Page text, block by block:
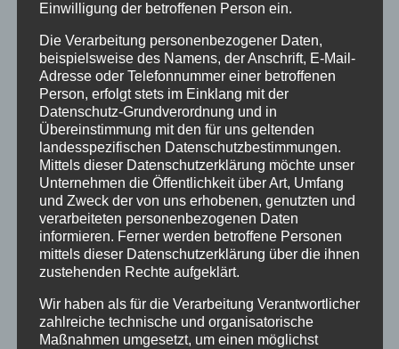
Wintersport
Bei uns…
BERGBAHN UNLIMITED
Ausgezeichnet von KAYAK
Einwilligung der betroffenen Person ein.
Die Verarbeitung personenbezogener Daten,
beispielsweise des Namens, der Anschrift, E-Mail-
Adresse oder Telefonnummer einer betroffenen
Person, erfolgt stets im Einklang mit der
Datenschutz-Grundverordnung und in
Übereinstimmung mit den für uns geltenden
landesspezifischen Datenschutzbestimmungen.
Mittels dieser Datenschutzerklärung möchte unser
Unternehmen die Öffentlichkeit über Art, Umfang
und Zweck der von uns erhobenen, genutzten und
verarbeiteten personenbezogenen Daten
informieren. Ferner werden betroffene Personen
mittels dieser Datenschutzerklärung über die ihnen
zustehenden Rechte aufgeklärt.
Wir haben als für die Verarbeitung Verantwortlicher
zahlreiche technische und organisatorische
Maßnahmen umgesetzt, um einen möglichst